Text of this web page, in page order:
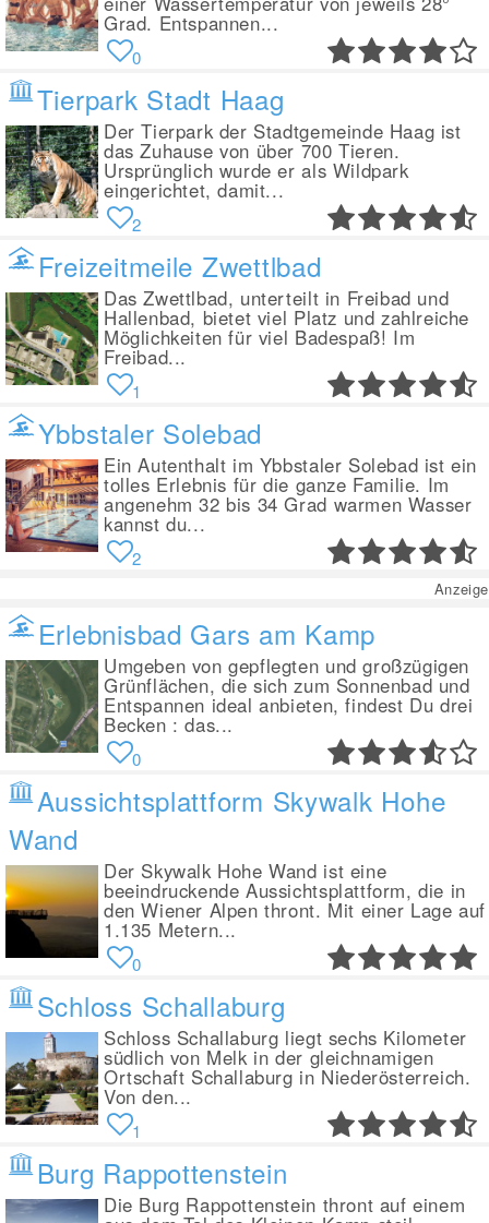
Grad. Entspannen...
0
Tierpark Stadt Haag
Der Tierpark der Stadtgemeinde Haag ist
das Zuhause von über 700 Tieren.
Ursprünglich wurde er als Wildpark
eingerichtet, damit...
2
Freizeitmeile Zwettlbad
Das Zwettlbad, unterteilt in Freibad und
Hallenbad, bietet viel Platz und zahlreiche
Möglichkeiten für viel Badespaß! Im
Freibad...
1
Ybbstaler Solebad
Ein Autenthalt im Ybbstaler Solebad ist ein
tolles Erlebnis für die ganze Familie. Im
angenehm 32 bis 34 Grad warmen Wasser
kannst du...
2
Anzeige
Erlebnisbad Gars am Kamp
Umgeben von gepflegten und großzügigen
Grünflächen, die sich zum Sonnenbad und
Entspannen ideal anbieten, findest Du drei
Becken : das...
0
Aussichtsplattform Skywalk Hohe
Wand
Der Skywalk Hohe Wand ist eine
beeindruckende Aussichtsplattform, die in
den Wiener Alpen thront. Mit einer Lage auf
1.135 Metern...
0
Schloss Schallaburg
Schloss Schallaburg liegt sechs Kilometer
südlich von Melk in der gleichnamigen
Ortschaft Schallaburg in Niederösterreich.
Von den...
1
Burg Rappottenstein
Die Burg Rappottenstein thront auf einem